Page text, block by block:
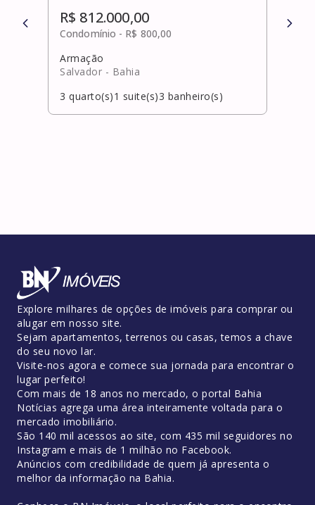
R$ 812.000,00
Condomínio - R$ 800,00
Armação
Salvador - Bahia
3 quarto(s)1 suite(s)3 banheiro(s)
R$
Explore milhares de opções de imóveis para comprar ou
alugar em nosso site.
Sejam apartamentos, terrenos ou casas, temos a chave
do seu novo lar.
Visite-nos agora e comece sua jornada para encontrar o
lugar perfeito!
Com mais de 18 anos no mercado, o portal Bahia
Notícias agrega uma área inteiramente voltada para o
mercado imobiliário.
São 140 mil acessos ao site, com 435 mil seguidores no
Instagram e mais de 1 milhão no Facebook.
Anúncios com credibilidade de quem já apresenta o
melhor da informação na Bahia.